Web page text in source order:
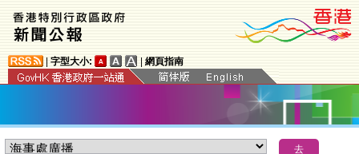
字型大小: 網頁指南